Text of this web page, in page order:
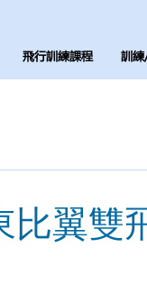
飛行訓練課程 訓
比翼雙